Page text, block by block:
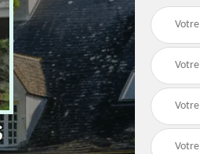
de
66
Jardinier